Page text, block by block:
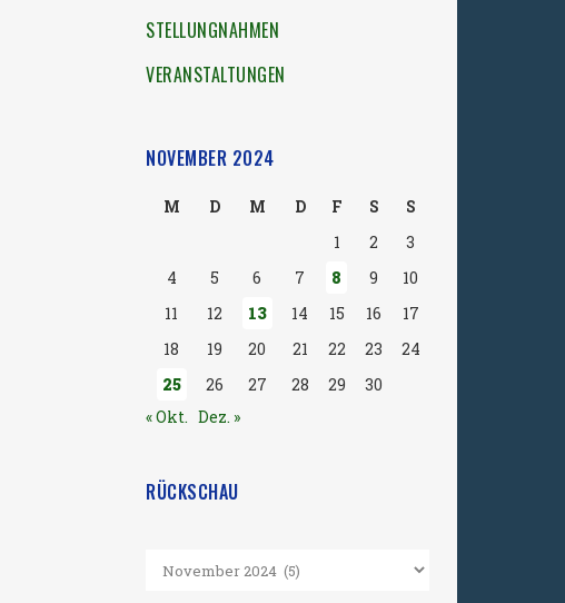
STELLUNGNAHMEN
VERANSTALTUNGEN
NOVEMBER 2024
M D M D F S
S
1
2
3
4
5 6 7 8 9
10
11
12 13 14 15 16
17
18
19 20 21 22 23
24
25
26 27 28 29
30
« Okt. Dez. »
RÜCKSCHAU